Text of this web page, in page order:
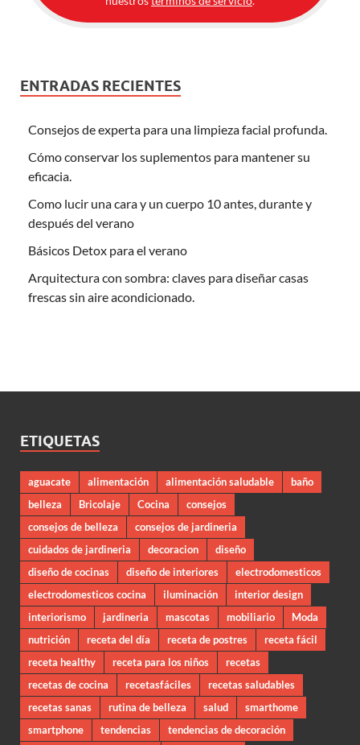
ENTRADAS RECIENTES
Consejos de experta para una limpieza facial profunda.
Cómo conservar los suplementos para mantener su
eficacia.
Como lucir una cara y un cuerpo 10 antes, durante y
después del verano
Básicos Detox para el verano
Arquitectura con sombra: claves para diseñar casas
frescas sin aire acondicionado.
ETIQUETAS
aguacate alimentación alimentación saludable
baño
belleza
Bricolaje Cocina
consejos
consejos de belleza
consejos de jardineria
cuidados de jardineria
decoracion
diseño
diseño de cocinas
diseño de interiores
electrodomesticos
electrodomesticos cocina
iluminación
interior design
interiorismo
jardineria mascotas mobiliario
Moda
nutrición
receta del día receta de postres
receta fácil
receta healthy
receta para los niños
recetas
recetas de cocina
recetasfáciles
recetas saludables
recetas sanas
rutina de belleza salud
smarthome
smartphone
tendencias
tendencias de decoración